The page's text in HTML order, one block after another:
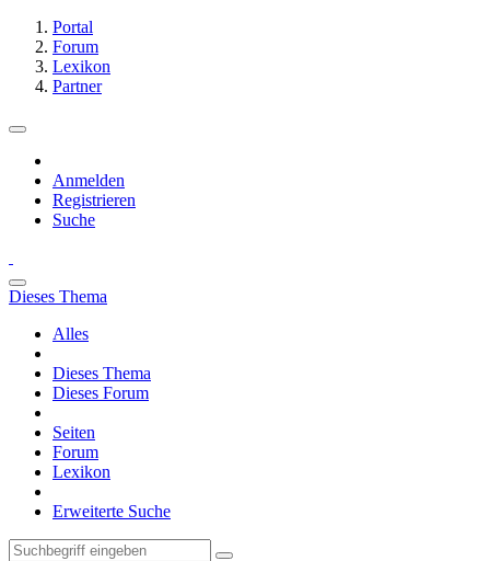
Portal
Forum
Lexikon
Partner
Anmelden
Registrieren
Suche
Dieses Thema
Alles
Dieses Thema
Dieses Forum
Seiten
Forum
Lexikon
Erweiterte Suche